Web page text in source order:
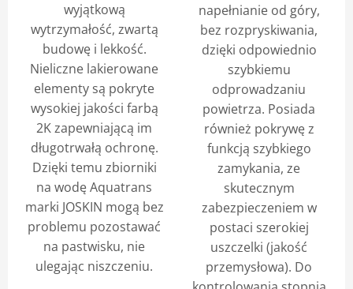
wyjątkową
wytrzymałość, zwartą
budowę i lekkość.
Nieliczne lakierowane
elementy są pokryte
wysokiej jakości farbą
2K zapewniającą im
długotrwałą ochronę.
Dzięki temu zbiorniki
na wodę Aquatrans
marki JOSKIN mogą bez
problemu pozostawać
na pastwisku, nie
ulegając niszczeniu.
napełnianie od góry,
bez rozpryskiwania,
dzięki odpowiednio
szybkiemu
odprowadzaniu
powietrza. Posiada
również pokrywę z
funkcją szybkiego
zamykania, ze
skutecznym
zabezpieczeniem w
postaci szerokiej
uszczelki (jakość
przemysłowa). Do